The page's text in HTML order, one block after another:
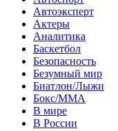
Автоэксперт
Актеры
Аналитика
Баскетбол
Безопасность
Безумный мир
Биатлон/Лыжи
Бокс/MMA
В мире
В России